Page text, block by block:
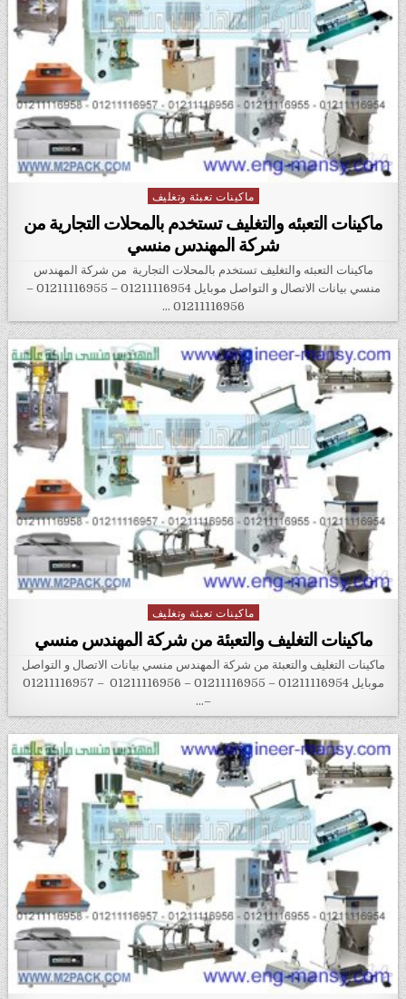
Posted in
ماكينات تعبئة وتغليف
ماكينات التعبئه والتغليف تستخدم بالمحلات التجارية من
شركة المهندس منسي
ماكينات التعبئه والتغليف تستخدم بالمحلات التجارية من شركة المهندس
منسي بيانات الاتصال و التواصل موبايل 01211116954 – 01211116955 –
01211116956 …
Posted in
ماكينات تعبئة وتغليف
ماكينات التغليف والتعبئة من شركة المهندس منسي
ماكينات التغليف والتعبئة من شركة المهندس منسي بيانات الاتصال و التواصل
موبايل 01211116954 – 01211116955 – 01211116956 – 01211116957
–…